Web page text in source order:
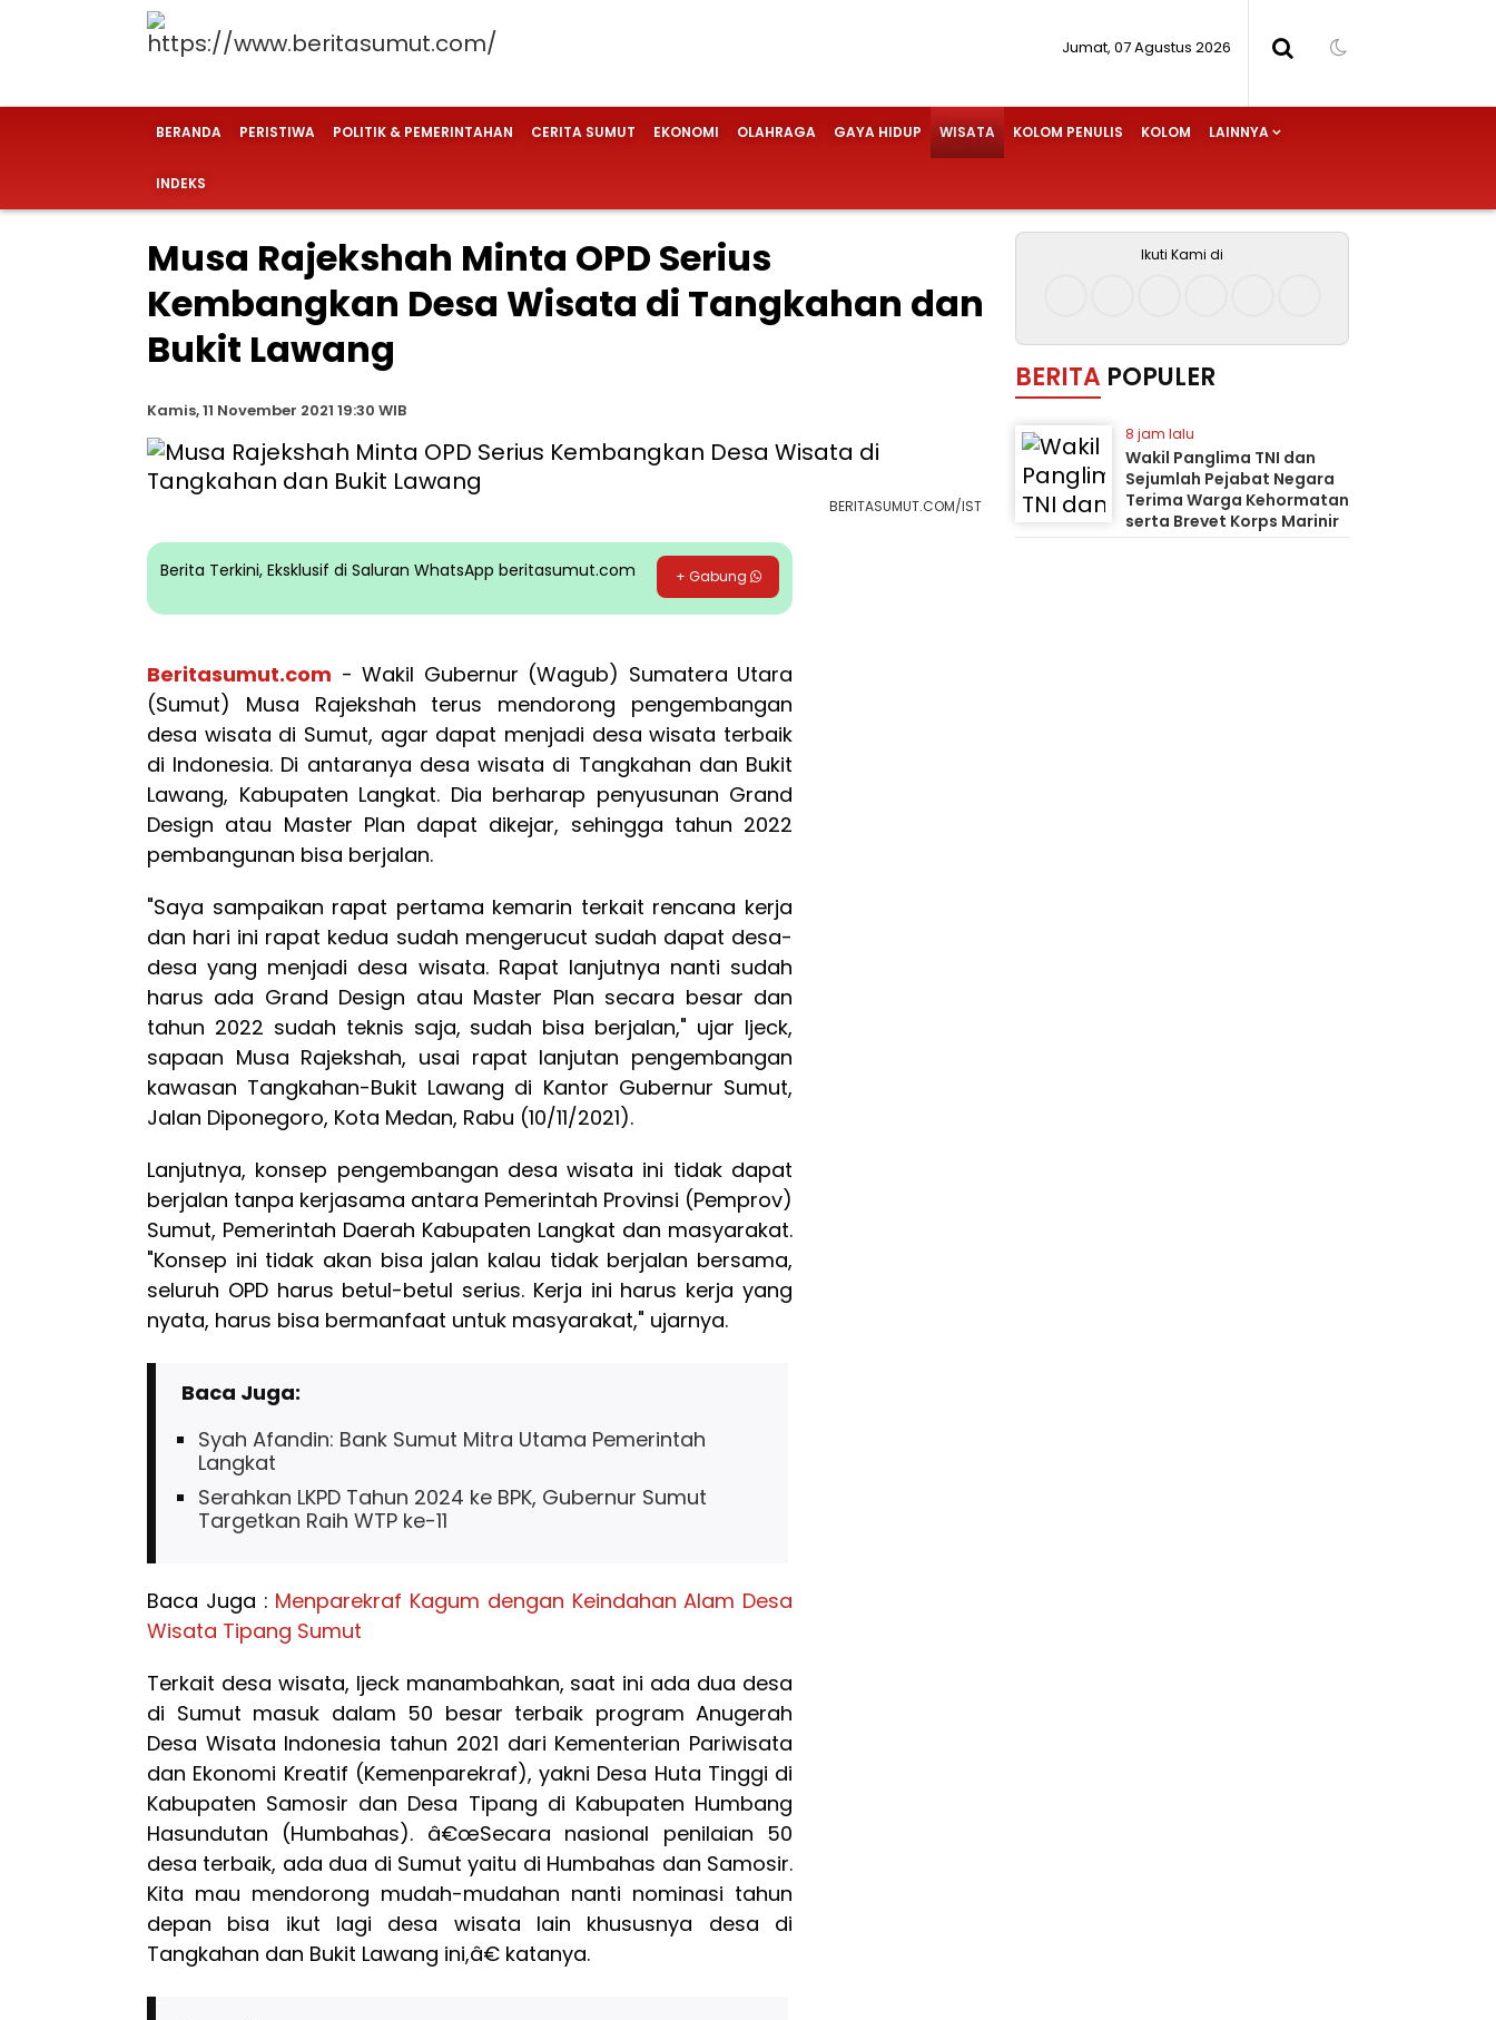
Jumat, 07 Agustus 2026
BERANDA PERISTIWA POLITIK & PEMERINTAHAN CERITA SUMUT EKONOMI OLAHRAGA GAYA HIDUP WISATA KOLOM PENULIS KOLOM LAINNYA
INDEKS
Musa Rajekshah Minta OPD Serius
Kembangkan Desa Wisata di Tangkahan dan
Bukit Lawang
Kamis, 11 November 2021 19:30 WIB
BERITASUMUT.COM/IST
Berita Terkini, Eksklusif di Saluran WhatsApp beritasumut.com + Gabung
Beritasumut.com - Wakil Gubernur (Wagub) Sumatera Utara
(Sumut) Musa Rajekshah terus mendorong pengembangan
desa wisata di Sumut, agar dapat menjadi desa wisata terbaik
di Indonesia. Di antaranya desa wisata di Tangkahan dan Bukit
Lawang, Kabupaten Langkat. Dia berharap penyusunan Grand
Design atau Master Plan dapat dikejar, sehingga tahun 2022
pembangunan bisa berjalan.
"Saya sampaikan rapat pertama kemarin terkait rencana kerja
dan hari ini rapat kedua sudah mengerucut sudah dapat desa-
desa yang menjadi desa wisata. Rapat lanjutnya nanti sudah
harus ada Grand Design atau Master Plan secara besar dan
tahun 2022 sudah teknis saja, sudah bisa berjalan," ujar Ijeck,
sapaan Musa Rajekshah, usai rapat lanjutan pengembangan
kawasan Tangkahan-Bukit Lawang di Kantor Gubernur Sumut,
Jalan Diponegoro, Kota Medan, Rabu (10/11/2021).
Lanjutnya, konsep pengembangan desa wisata ini tidak dapat
berjalan tanpa kerjasama antara Pemerintah Provinsi (Pemprov)
Sumut, Pemerintah Daerah Kabupaten Langkat dan masyarakat.
"Konsep ini tidak akan bisa jalan kalau tidak berjalan bersama,
seluruh OPD harus betul-betul serius. Kerja ini harus kerja yang
nyata, harus bisa bermanfaat untuk masyarakat," ujarnya.
Baca Juga:
Syah Afandin: Bank Sumut Mitra Utama Pemerintah
Langkat
Serahkan LKPD Tahun 2024 ke BPK, Gubernur Sumut
Targetkan Raih WTP ke-11
Baca Juga : Menparekraf Kagum dengan Keindahan Alam Desa
Wisata Tipang Sumut
Terkait desa wisata, Ijeck manambahkan, saat ini ada dua desa
di Sumut masuk dalam 50 besar terbaik program Anugerah
Desa Wisata Indonesia tahun 2021 dari Kementerian Pariwisata
dan Ekonomi Kreatif (Kemenparekraf), yakni Desa Huta Tinggi di
Kabupaten Samosir dan Desa Tipang di Kabupaten Humbang
Hasundutan (Humbahas). â€œSecara nasional penilaian 50
desa terbaik, ada dua di Sumut yaitu di Humbahas dan Samosir.
Kita mau mendorong mudah-mudahan nanti nominasi tahun
depan bisa ikut lagi desa wisata lain khususnya desa di
Tangkahan dan Bukit Lawang ini,â€ katanya.
Ikuti Kami di
BERITA POPULER
8 jam lalu
Wakil Panglima TNI dan
Sejumlah Pejabat Negara
Terima Warga Kehormatan
serta Brevet Korps Marinir